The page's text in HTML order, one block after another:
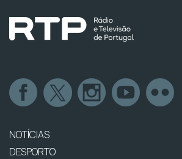
NOTÍCIAS
DESPORTO